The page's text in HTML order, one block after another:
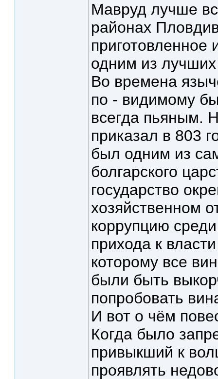
Мавруд лучше
районах
приготовленное
одним из лучших
Во времена
по - видимому
всегда пьяным.
приказал в 803
был одним из
болгарского
государство
хозяйственном
коррупцию
прихода к
которому все
были быть
попробовать
И вот о чём
Когда было
привыкший к
проявлять